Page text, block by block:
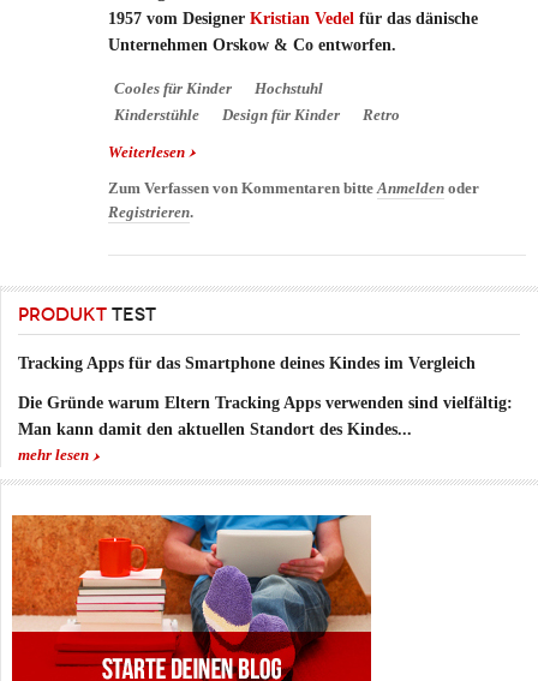
1957 vom Designer Kristian Vedel für das dänische
Unternehmen Orskow & Co entworfen.
Cooles für Kinder
Hochstuhl
Kinderstühle
Design für Kinder Retro
Weiterlesen über Kinderstuhl Child's Chair von Kristian Vedel
Zum Verfassen von Kommentaren bitte Anmelden oder
Registrieren.
PRODUKT TEST
Tracking Apps für das Smartphone deines Kindes im Vergleich
Die Gründe warum Eltern Tracking Apps verwenden sind vielfältig:
Man kann damit den aktuellen Standort des Kindes...
mehr lesen